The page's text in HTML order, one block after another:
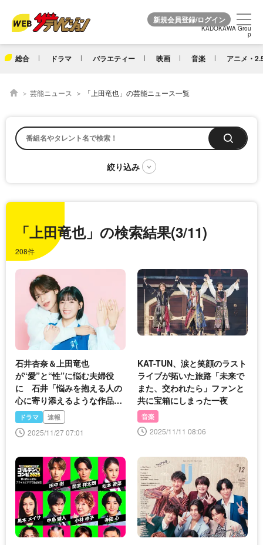
KADOKAWA Grou
p
総合 ドラマ バラエティー 映画 音楽 アニメ・
KADOKAWA Grou
p
芸能ニュース 「上田竜也」の芸能ニュース一覧
「上田竜也」の検索結果(3/11)
208件
石井杏奈＆上田竜也
が“愛”と“性”に悩む夫婦役
に 石井「悩みを抱える人の
心に寄り添えるような作品
に」＜聖ラブサバイバーズ＞
ドラマ 速報
2025/11/27 07:01
KAT-TUN、涙と笑顔のラスト
ライブが拓いた旅路「未来で
また、交われたら」ファンと
共に宝箱にしまった一夜
音楽
2025/11/11 08:06